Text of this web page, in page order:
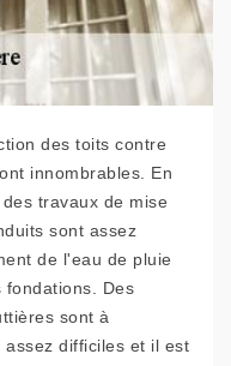
des toits contre
innombrables. En
travaux de mise
sont assez
de l'eau de pluie
fondations. Des
sont à
difficiles et il est